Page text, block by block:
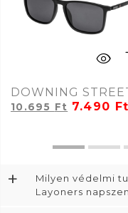
DOWNING
10.695 Ft 7.490 Ft
+
Milyen védelmi
Layoners